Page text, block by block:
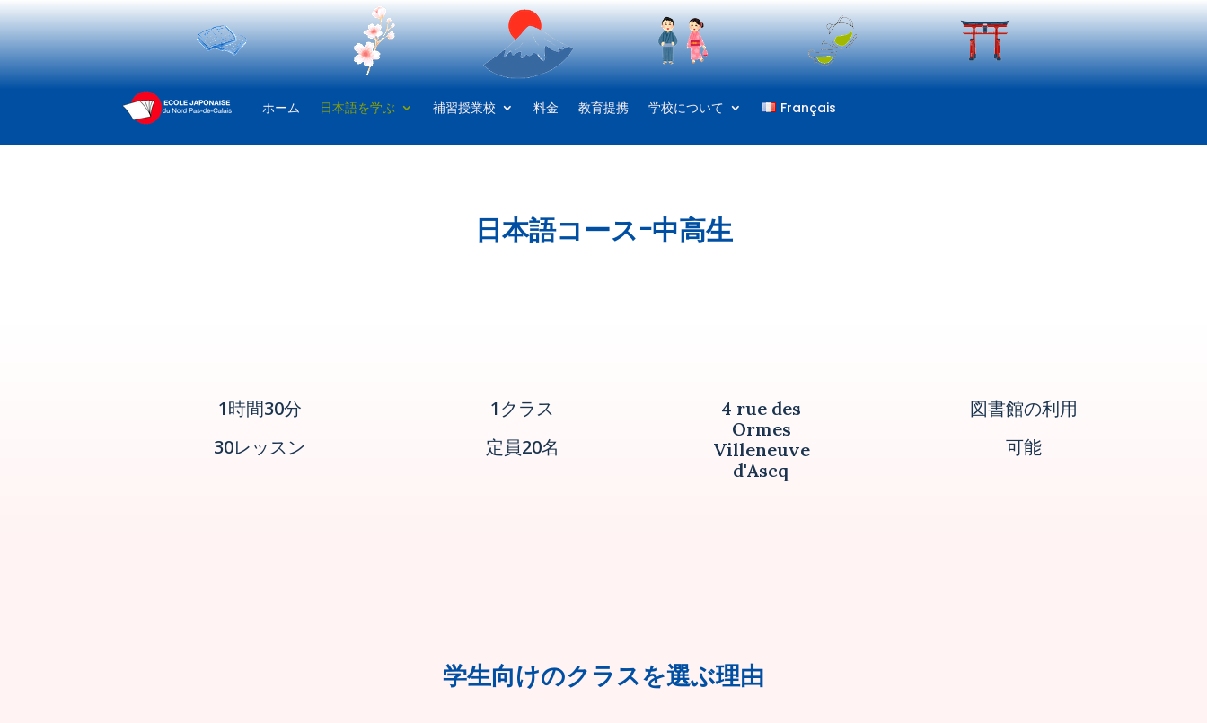
ホーム 日本語を学ぶ 補習授業校 料金 教育提携 学校について Français
日本語コースｰ中高生
1時間30分
30レッスン
1クラス
定員20名
4 rue des
Ormes
Villeneuve
d'Ascq
図書館の利用
可能
学生向けのクラスを選ぶ理由